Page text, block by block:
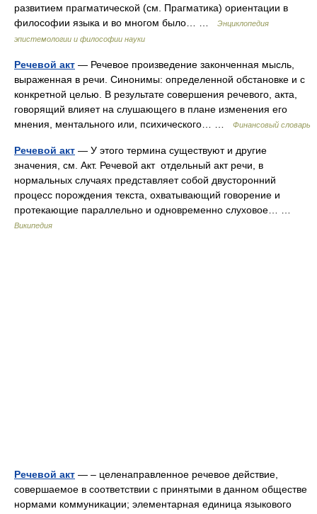
развитием прагматической (см. Прагматика) ориентации в
философии языка и во многом было… …
Энциклопедия
эпистемологии и философии науки
Речевой акт — Речевое произведение законченная мысль,
выраженная в речи. Синонимы: определенной обстановке и с
конкретной целью. В результате совершения речевого, акта,
говорящий влияет на слушающего в плане изменения его
мнения, ментального или, психического… …
Финансовый словарь
Речевой акт — У этого термина существуют и другие
значения, см. Акт. Речевой акт отдельный акт речи, в
нормальных случаях представляет собой двусторонний
процесс порождения текста, охватывающий говорение и
протекающие параллельно и одновременно слуховое… …
Википедия
Речевой акт — – целенаправленное речевое действие,
совершаемое в соответствии с принятыми в данном обществе
нормами коммуникации; элементарная единица языкового